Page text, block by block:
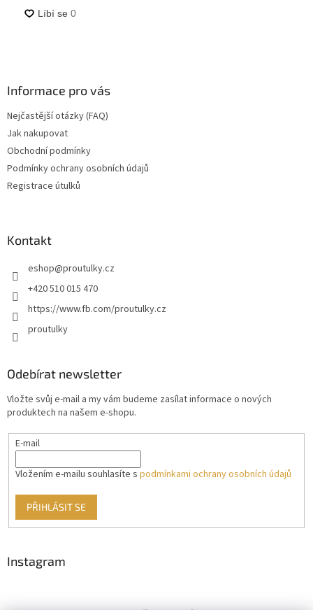
Informace pro vás
Nejčastější otázky (FAQ)
Jak nakupovat
Obchodní podmínky
Podmínky ochrany osobních údajů
Registrace útulků
Kontakt
eshop@proutulky.cz
+420 510 015 470
https://www.fb.com/proutulky.cz
proutulky
Odebírat newsletter
Vložte svůj e-mail a my vám budeme zasílat informace o nových
produktech na našem e-shopu.
E-mail
Vložením e-mailu souhlasíte s podmínkami ochrany osobních údajů
PŘIHLÁSIT SE
Instagram